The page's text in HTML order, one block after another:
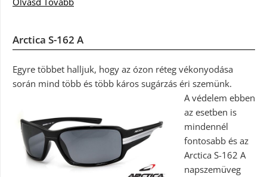
Arctica S-162 A
Egyre többet halljuk, hogy az ózon réteg vékonyodása
során mind több és több káros sugárzás éri szemünk.
A védelem ebben
az esetben is
mindennél
fontosabb és az
Arctica S-162 A
napszemüveg